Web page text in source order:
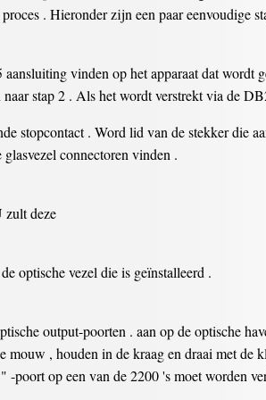
. Hieronder zijn een paar eenvoudige
vinden op het apparaat dat wordt
stap 2 . Als het wordt verstrekt via de
stopcontact . Word lid van de stekker die
connectoren vinden .
zult deze
optische vezel die is geïnstalleerd .
output-poorten . aan op de optische
mouw , houden in de kraag en draai met de
poort op een van de 2200 's moet worden